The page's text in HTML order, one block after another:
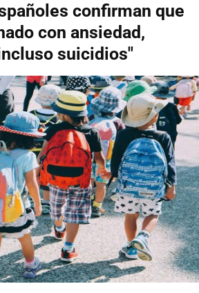
confirman que
con ansiedad,
suicidios"